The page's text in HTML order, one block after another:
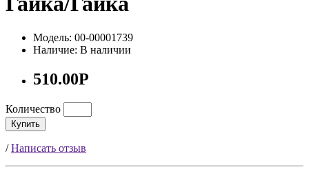
Модель: 00-00001739
Наличие: В наличии
510.00Р
Количество
Купить
/Написать отзыв